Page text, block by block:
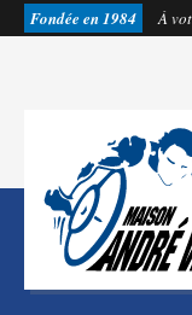
Fondée en 1984 À